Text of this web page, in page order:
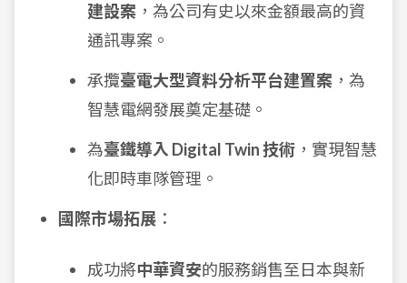
建設案 ，為公司有史以來金額最高的資
通訊專案。
承攬臺電大型資料分析平台建置案 ，為
智慧電網發展奠定基礎。
為臺鐵導入 Digital Twin 技術 ，實現智慧
化即時車隊管理。
國際市場拓展 ：
成功將中華資安的服務銷售至日本與新